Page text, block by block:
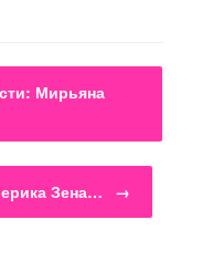
Мирьяна
Зена… →